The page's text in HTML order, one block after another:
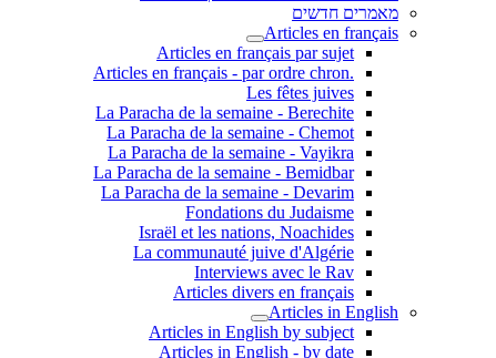
מאמרים חדשים
Articles en français
Articles en français par sujet
.Articles en français - par ordre chron
Les fêtes juives
La Paracha de la semaine - Berechite
La Paracha de la semaine - Chemot
La Paracha de la semaine - Vayikra
La Paracha de la semaine - Bemidbar
La Paracha de la semaine - Devarim
Fondations du Judaisme
Israël et les nations, Noachides
La communauté juive d'Algérie
Interviews avec le Rav
Articles divers en français
Articles in English
Articles in English by subject
Articles in English - by date